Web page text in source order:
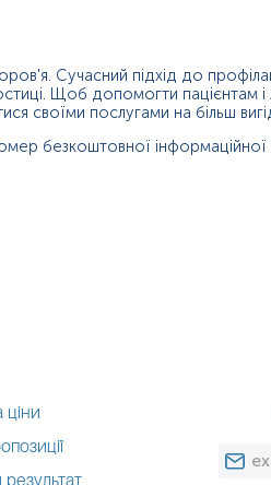
Сучасний підхід до
Щоб допомогти пацієнтам і
своїми послугами на більш
безкоштовної інформаційної
ціни